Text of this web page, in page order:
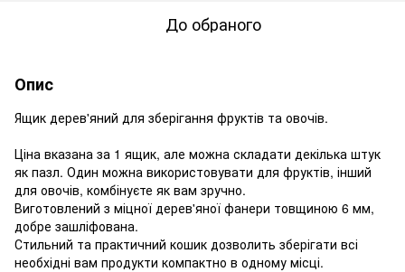
До обраного
Опис
Ящик дерев'яний для зберігання фруктів та овочів.
Ціна вказана за 1 ящик, але можна складати декілька штук
як пазл. Один можна використовувати для фруктів, інший
для овочів, комбінуєте як вам зручно.
Виготовлений з міцної дерев'яної фанери товщиною 6 мм,
добре зашліфована.
Стильний та практичний кошик дозволить зберігати всі
необхідні вам продукти компактно в одному місці.